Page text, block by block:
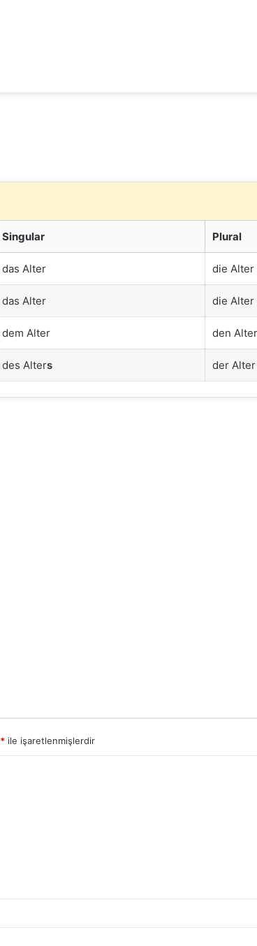
Singular Plural
das Alter die Alter
das Alter die Alter
dem Alter den Alter
des Alters der Alter
* ile işaretlenmişlerdir